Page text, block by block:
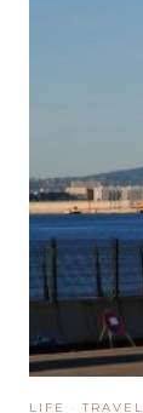
LIFE ·TRAVEL